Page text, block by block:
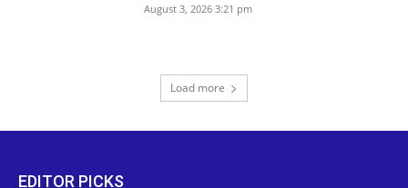
August 3, 2026 3:21 pm
Load more
EDITOR PICKS